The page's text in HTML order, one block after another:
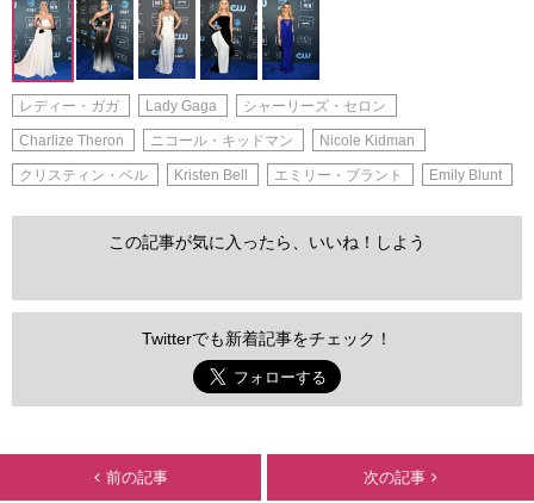
レディー・ガガ Lady Gaga シャーリーズ・セロン
Charlize Theron ニコール・キッドマン Nicole Kidman
クリスティン・ベル Kristen Bell エミリー・ブラント Emily Blunt
この記事が気に入ったら、いいね！しよう
Twitterでも新着記事をチェック！
前の記事 次の記事